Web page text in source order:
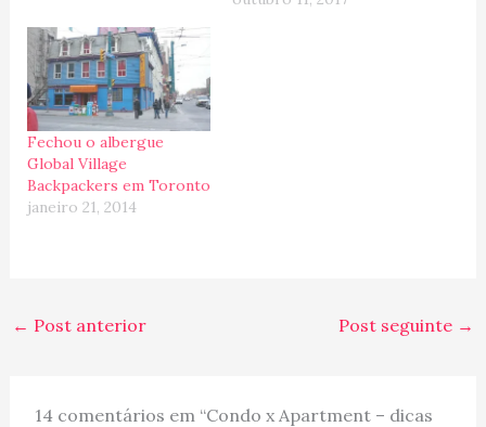
Fechou o albergue
Global Village
Backpackers em Toronto
janeiro 21, 2014
← Post anterior Post seguinte →
14 comentários em “Condo x Apartment – dicas